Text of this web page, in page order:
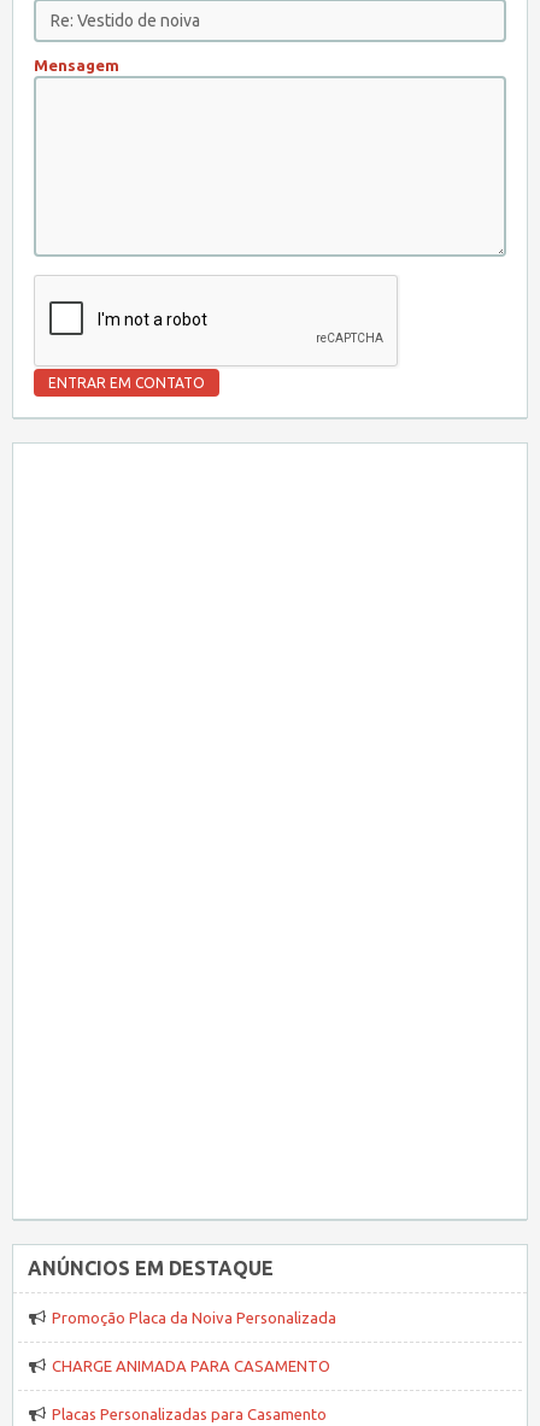
Mensagem
ANÚNCIOS EM DESTAQUE
Promoção Placa da Noiva Personalizada
CHARGE ANIMADA PARA CASAMENTO
Placas Personalizadas para Casamento